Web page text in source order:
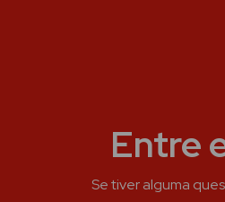
Entre
Se tiver alguma